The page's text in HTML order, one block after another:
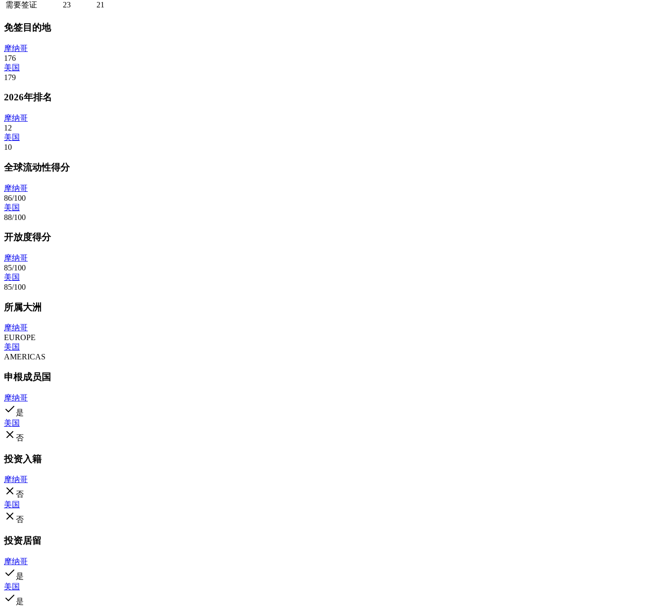
需要签证
23 21
免签目的地
摩纳哥
176
美国
179
2026年排名
摩纳哥
12
美国
10
全球流动性得分
摩纳哥
86/100
美国
88/100
开放度得分
摩纳哥
85/100
美国
85/100
所属大洲
摩纳哥
EUROPE
美国
AMERICAS
申根成员国
摩纳哥
是
美国
否
投资入籍
摩纳哥
否
美国
否
投资居留
摩纳哥
是
美国
是